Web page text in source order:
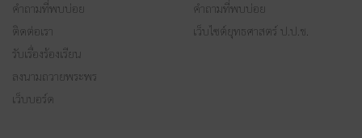
คำถามที่พบบ่อย
ติดต่อเรา
รับเรื่องร้องเรียน
ลงนามถวายพระพร
เว็บบอร์ด
คำถามที่พบบ่อย
เว็บไซต์ยุทธศาสตร์ ป.ป.ช.